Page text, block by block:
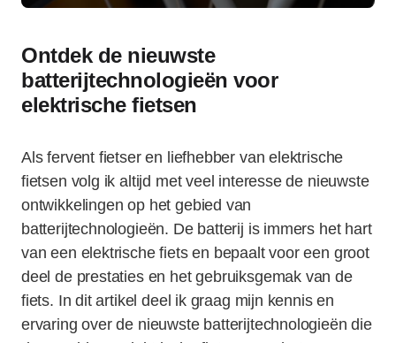
Ontdek de nieuwste
batterijtechnologieën voor
elektrische fietsen
Als fervent fietser en liefhebber van elektrische
fietsen volg ik altijd met veel interesse de nieuwste
ontwikkelingen op het gebied van
batterijtechnologieën. De batterij is immers het hart
van een elektrische fiets en bepaalt voor een groot
deel de prestaties en het gebruiksgemak van de
fiets. In dit artikel deel ik graag mijn kennis en
ervaring over de nieuwste batterijtechnologieën die